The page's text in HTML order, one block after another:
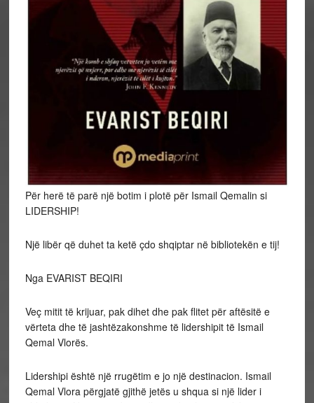
Për herë të parë një botim i plotë për Ismail Qemalin si
LIDERSHIP!
Një libër që duhet ta ketë çdo shqiptar në bibliotekën e tij!
Nga EVARIST BEQIRI
Veç mitit të krijuar, pak dihet dhe pak flitet për aftësitë e
vërteta dhe të jashtëzakonshme të lidershipit të Ismail
Qemal Vlorës.
Lidershipi është një rrugëtim e jo një destinacion. Ismail
Qemal Vlora përgjatë gjithë jetës u shqua si një lider i